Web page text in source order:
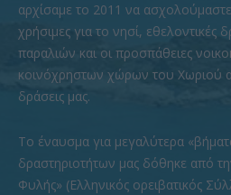
αρχίσαμε το 2011 να
χρήσιμες για το νησί, εθελοντικές
παραλιών και οι προσπάθειες
κοινόχρηστων χώρων του Χωριού
δράσεις μας.
To έναυσμα για μεγαλύτερα
δραστηριοτήτων μας δόθηκε από
Φυλής» (Ελληνικός ορειβατικός